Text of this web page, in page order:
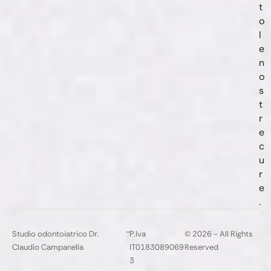
t
o
l
e
n
o
s
t
r
e
c
u
r
e
.
Studio odontoiatrico Dr.
Claudio Campanella
-P.Iva
IT0183089069
3
© 2026 - All Rights
Reserved